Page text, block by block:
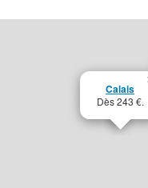
Calais
Dès 243 €.